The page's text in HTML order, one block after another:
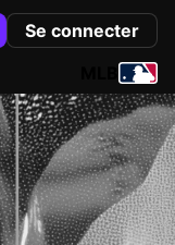
Se connecter